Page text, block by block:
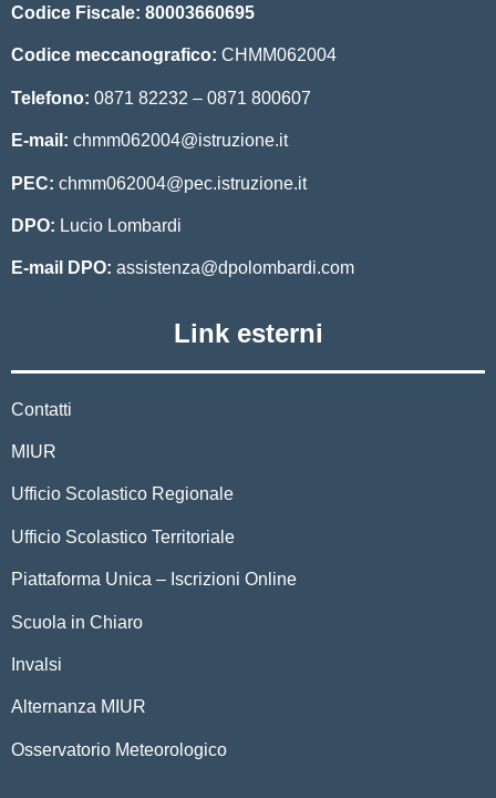
Codice Fiscale: 80003660695
Codice meccanografico: CHMM062004
Telefono: 0871 82232 – 0871 800607
E-mail: chmm062004@istruzione.it
PEC: chmm062004@pec.istruzione.it
DPO: Lucio Lombardi
E-mail DPO: assistenza@dpolombardi.com
Link esterni
Contatti
MIUR
Ufficio Scolastico Regionale
Ufficio Scolastico Territoriale
Piattaforma Unica – Iscrizioni Online
Scuola in Chiaro
Invalsi
Alternanza MIUR
Osservatorio Meteorologico